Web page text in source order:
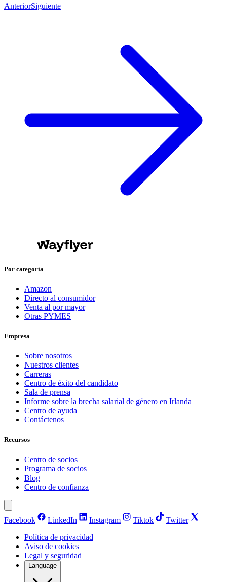
AnteriorSiguiente
Por categoría
Amazon
Directo al consumidor
Venta al por mayor
Otras PYMES
Empresa
Sobre nosotros
Nuestros clientes
Carreras
Centro de éxito del candidato
Sala de prensa
Informe sobre la brecha salarial de género en Irlanda
Centro de ayuda
Contáctenos
Recursos
Centro de socios
Programa de socios
Blog
Centro de confianza
Facebook LinkedIn Instagram Tiktok
Twitter
Política de privacidad
Aviso de cookies
Legal y seguridad
Language